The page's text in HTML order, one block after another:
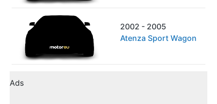
2002 - 2005
Atenza Sport Wagon
Ads